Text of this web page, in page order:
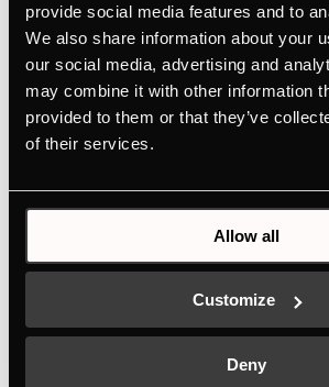
provide social media features and to
We also share information about your
our social media, advertising and
may combine it with other information
provided to them or that they’ve
of their services.
Allow all
Customize
Deny